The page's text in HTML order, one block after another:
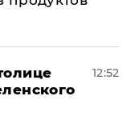
12:52